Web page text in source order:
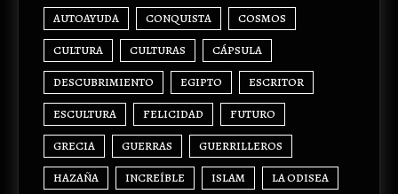
AUTOAYUDA CONQUISTA COSMOS
CULTURA CULTURAS CÁPSULA
DESCUBRIMIENTO EGIPTO ESCRITOR
ESCULTURA FELICIDAD FUTURO
GRECIA GUERRAS GUERRILLEROS
HAZAÑA INCREÍBLE ISLAM LA ODISEA